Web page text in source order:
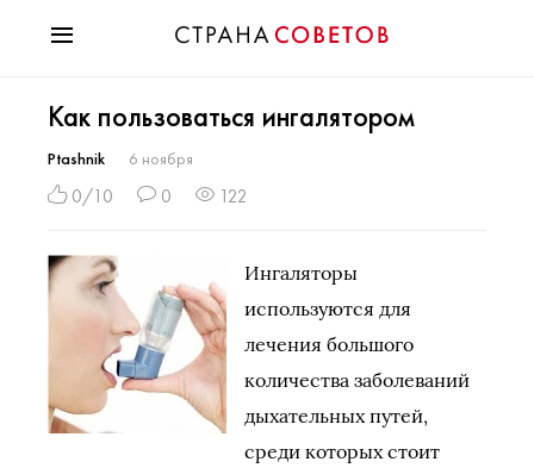
Мода
Звезды
Гороскопы
Психология
Хобби
Разное
Праздники
Как пользоваться ингалятором
Ptashnik 6 ноября
0/10 0 122
Ингаляторы
используются для
лечения большого
количества заболеваний
дыхательных путей,
среди которых стоит